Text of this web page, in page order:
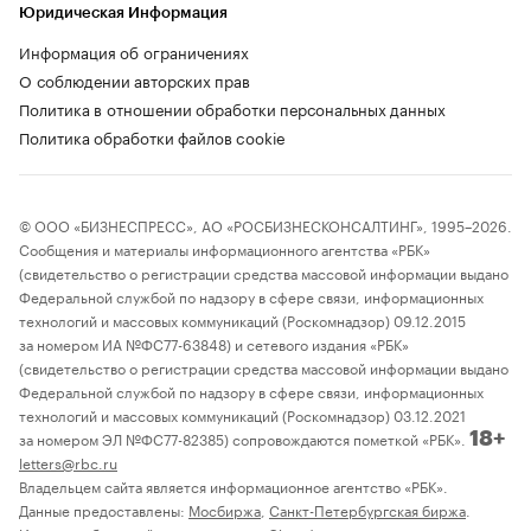
Юридическая Информация
Информация об ограничениях
О соблюдении авторских прав
Политика в отношении обработки персональных данных
Политика обработки файлов cookie
© ООО «БИЗНЕСПРЕСС», АО «РОСБИЗНЕСКОНСАЛТИНГ», 1995–2026.
Сообщения и материалы информационного агентства «РБК»
(свидетельство о регистрации средства массовой информации выдано
Федеральной службой по надзору в сфере связи, информационных
технологий и массовых коммуникаций (Роскомнадзор) 09.12.2015
за номером ИА №ФС77-63848) и сетевого издания «РБК»
(свидетельство о регистрации средства массовой информации выдано
Федеральной службой по надзору в сфере связи, информационных
технологий и массовых коммуникаций (Роскомнадзор) 03.12.2021
за номером ЭЛ №ФС77-82385) сопровождаются пометкой «РБК». 18+
letters@rbc.ru
Владельцем сайта является информационное агентство «РБК».
Данные предоставлены: Мосбиржа Санкт-Петербургская биржа